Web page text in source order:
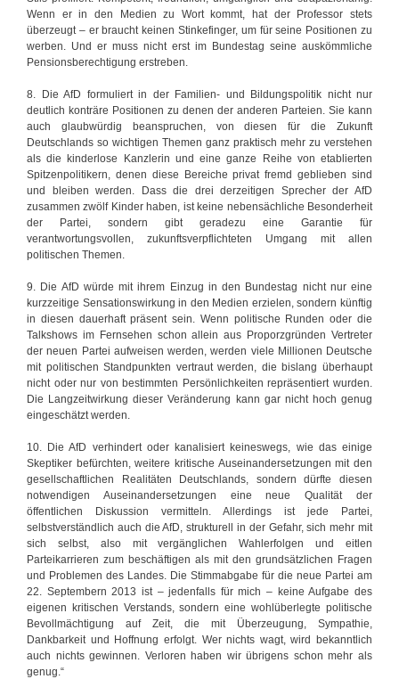
Wenn er in den Medien zu Wort kommt, hat der Professor stets
überzeugt – er braucht keinen Stinkefinger, um für seine Positionen zu
werben. Und er muss nicht erst im Bundestag seine auskömmliche
Pensionsberechtigung erstreben.
8. Die AfD formuliert in der Familien- und Bildungspolitik nicht nur
deutlich konträre Positionen zu denen der anderen Parteien. Sie kann
auch glaubwürdig beanspruchen, von diesen für die Zukunft
Deutschlands so wichtigen Themen ganz praktisch mehr zu verstehen
als die kinderlose Kanzlerin und eine ganze Reihe von etablierten
Spitzenpolitikern, denen diese Bereiche privat fremd geblieben sind
und bleiben werden. Dass die drei derzeitigen Sprecher der AfD
zusammen zwölf Kinder haben, ist keine nebensächliche Besonderheit
der Partei, sondern gibt geradezu eine Garantie für
verantwortungsvollen, zukunftsverpflichteten Umgang mit allen
politischen Themen.
9. Die AfD würde mit ihrem Einzug in den Bundestag nicht nur eine
kurzzeitige Sensationswirkung in den Medien erzielen, sondern künftig
in diesen dauerhaft präsent sein. Wenn politische Runden oder die
Talkshows im Fernsehen schon allein aus Proporzgründen Vertreter
der neuen Partei aufweisen werden, werden viele Millionen Deutsche
mit politischen Standpunkten vertraut werden, die bislang überhaupt
nicht oder nur von bestimmten Persönlichkeiten repräsentiert wurden.
Die Langzeitwirkung dieser Veränderung kann gar nicht hoch genug
eingeschätzt werden.
10. Die AfD verhindert oder kanalisiert keineswegs, wie das einige
Skeptiker befürchten, weitere kritische Auseinandersetzungen mit den
gesellschaftlichen Realitäten Deutschlands, sondern dürfte diesen
notwendigen Auseinandersetzungen eine neue Qualität der
öffentlichen Diskussion vermitteln. Allerdings ist jede Partei,
selbstverständlich auch die AfD, strukturell in der Gefahr, sich mehr mit
sich selbst, also mit vergänglichen Wahlerfolgen und eitlen
Parteikarrieren zum beschäftigen als mit den grundsätzlichen Fragen
und Problemen des Landes. Die Stimmabgabe für die neue Partei am
22. Septembern 2013 ist – jedenfalls für mich – keine Aufgabe des
eigenen kritischen Verstands, sondern eine wohlüberlegte politische
Bevollmächtigung auf Zeit, die mit Überzeugung, Sympathie,
Dankbarkeit und Hoffnung erfolgt. Wer nichts wagt, wird bekanntlich
auch nichts gewinnen. Verloren haben wir übrigens schon mehr als
genug.“